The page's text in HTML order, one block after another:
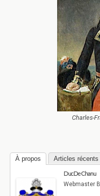
Charles-
À propos
Articles récents
Duc De Chanu
Webmaster